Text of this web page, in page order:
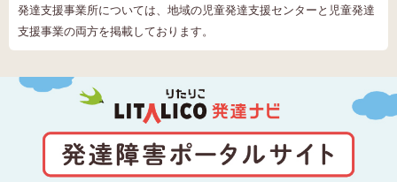
発達支援事業所については、地域の児童発達支援センターと児童発達
支援事業の両方を掲載しております。